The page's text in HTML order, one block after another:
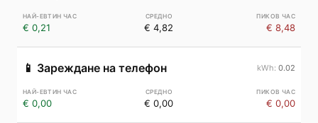
€ 0,21 € 4,82 € 8,48
📱 Зареждане на телефон 0.02
€ 0,00 € 0,00 € 0,00